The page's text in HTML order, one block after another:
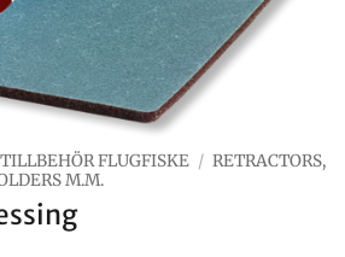
TILLBEHÖR FLUGFISKE / RETRACTORS,
M.M.